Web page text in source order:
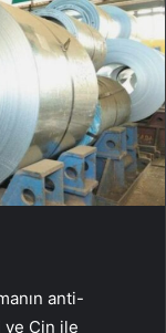
anti-
ve Çin ile